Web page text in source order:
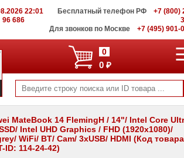
22:01
96 686
Бесплатный телефон РФ
+7 (800)
Для звонков по Москве
+7 (495) 901-
0
0 ₽
MateBook 14 FlemingH / 14"/ Intel Core
Intel UHD Graphics / FHD (1920x1080)/
WiFi/ BT/ Cam/ 3xUSB/ HDMI (Код товара
ID: 114-24-42)